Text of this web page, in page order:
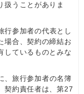
扱うことがありま
行参加者の代表とし
場合、契約の締結お
しているものとみな
、旅行参加者の名簿
契約責任者は、第27